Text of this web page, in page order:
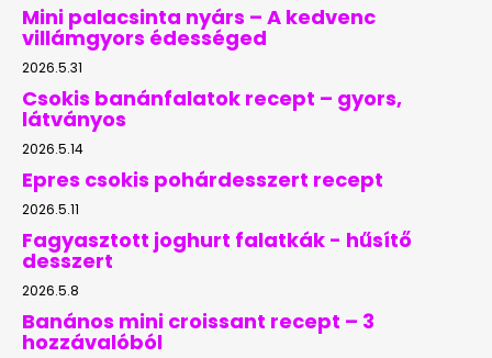
Mini palacsinta nyárs – A kedvenc
villámgyors édességed
2026.5.31
Csokis banánfalatok recept – gyors,
látványos
2026.5.14
Epres csokis pohárdesszert recept
2026.5.11
Fagyasztott joghurt falatkák - hűsítő
desszert
2026.5.8
Banános mini croissant recept – 3
hozzávalóból